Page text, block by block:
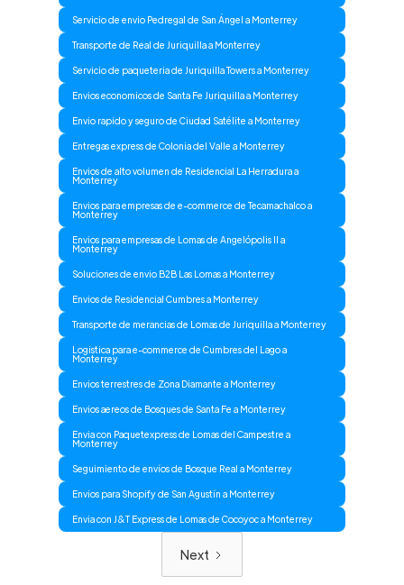
Servicio de envio Pedregal de San Ángel a Monterrey
Transporte de Real de Juriquilla a Monterrey
Servicio de paqueteria de Juriquilla Towers a Monterrey
Envios economicos de Santa Fe Juriquilla a Monterrey
Envio rapido y seguro de Ciudad Satélite a Monterrey
Entregas express de Colonia del Valle a Monterrey
Envios de alto volumen de Residencial La Herradura a
Monterrey
Envios para empresas de e-commerce de Tecamachalco a
Monterrey
Envios para empresas de Lomas de Angelópolis II a
Monterrey
Soluciones de envio B2B Las Lomas a Monterrey
Envios de Residencial Cumbres a Monterrey
Transporte de merancias de Lomas de Juriquilla a Monterrey
Logistica para e-commerce de Cumbres del Lago a
Monterrey
Envios terrestres de Zona Diamante a Monterrey
Envios aereos de Bosques de Santa Fe a Monterrey
Envia con Paquetexpress de Lomas del Campestre a
Monterrey
Seguimiento de envíos de Bosque Real a Monterrey
Envios para Shopify de San Agustín a Monterrey
Envia con J&T Express de Lomas de Cocoyoc a Monterrey
Next